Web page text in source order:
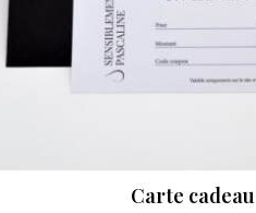
Carte cadeau